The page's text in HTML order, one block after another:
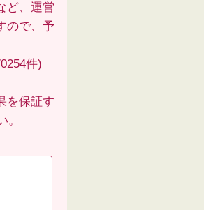
ど、運営
ので、予
件)
を保証す
。